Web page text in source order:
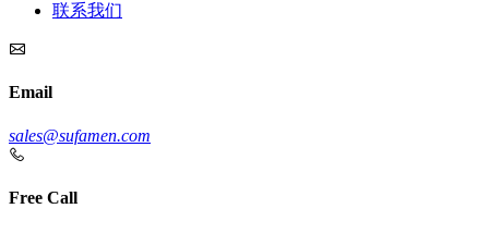
联系我们
Email
sales@sufamen.com
Free Call